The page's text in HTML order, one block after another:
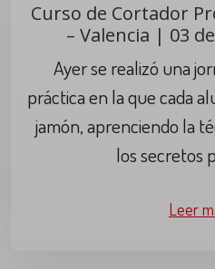
Curso de Cortador
– Valencia | 03
Ayer se realizó una
práctica en la que cada
jamón, aprenciendo la
los secretos
Leer